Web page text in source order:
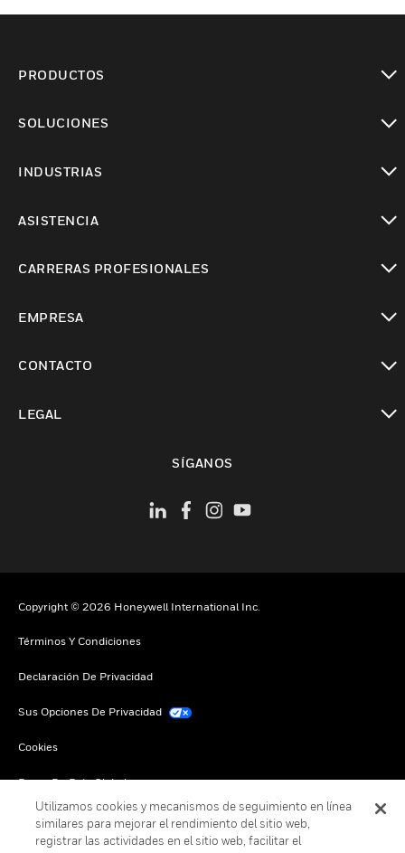
PRODUCTOS
SOLUCIONES
INDUSTRIAS
ASISTENCIA
CARRERAS PROFESIONALES
EMPRESA
CONTACTO
LEGAL
SÍGANOS
Copyright © 2026 Honeywell International Inc.
Términos Y Condiciones
Declaración De Privacidad
Sus Opciones De Privacidad
Cookies
Darse De Baja Global
Utilizamos cookies y mecanismos de seguimiento en línea
similares para mejorar el rendimiento del sitio web,
registrar las actividades en el sitio web, facilitar el